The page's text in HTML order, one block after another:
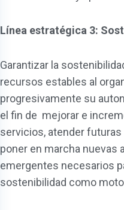
Línea estratégica 3:
Garantizar la
recursos estables al
progresivamente su
el fin de mejorar e
servicios, atender
poner en marcha nuevas
emergentes necesarios
sostenibilidad como